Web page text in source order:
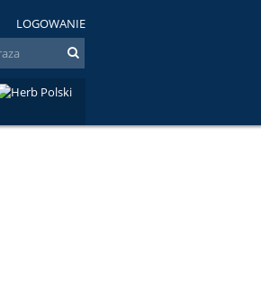
LOGOWANIE